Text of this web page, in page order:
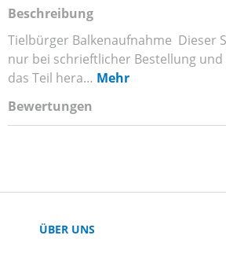
Beschreibung
Tielbürger Balkenaufnahme Dieser
nur bei schrieftlicher Bestellung
das Teil hera… Mehr
Bewertungen
ÜBER UNS